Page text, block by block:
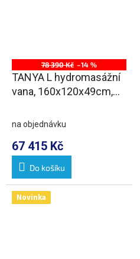
78 390 Kč –14 %
TANYA L hydromasážní
vana, 160x120x49cm,
chrom
na objednávku
67 415 Kč
Do košíku
Novinka